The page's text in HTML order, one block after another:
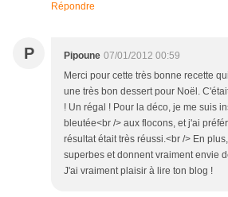
Répondre
P Pipoune 07/01/2012 00:59
Merci pour cette très bonne recette
une très bon dessert pour Noël.
! Un régal ! Pour la déco, je me suis
bleutée<br /> aux flocons, et j'ai
résultat était très réussi.<br /> En
superbes et donnent vraiment envie
J'ai vraiment plaisir à lire ton blog !